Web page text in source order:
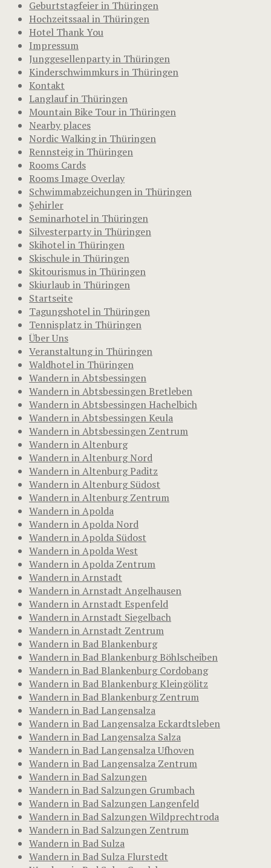
Geburtstagfeier in Thüringen
Hochzeitssaal in Thüringen
Hotel Thank You
Impressum
Junggesellenparty in Thüringen
Kinderschwimmkurs in Thüringen
Kontakt
Langlauf in Thüringen
Mountain Bike Tour in Thüringen
Nearby places
Nordic Walking in Thüringen
Rennsteig in Thüringen
Rooms Cards
Rooms Image Overlay
Schwimmabzeichungen in Thüringen
Şehirler
Seminarhotel in Thüringen
Silvesterparty in Thüringen
Skihotel in Thüringen
Skischule in Thüringen
Skitourismus in Thüringen
Skiurlaub in Thüringen
Startseite
Tagungshotel in Thüringen
Tennisplatz in Thüringen
Über Uns
Veranstaltung in Thüringen
Waldhotel in Thüringen
Wandern in Abtsbessingen
Wandern in Abtsbessingen Bretleben
Wandern in Abtsbessingen Hachelbich
Wandern in Abtsbessingen Keula
Wandern in Abtsbessingen Zentrum
Wandern in Altenburg
Wandern in Altenburg Nord
Wandern in Altenburg Paditz
Wandern in Altenburg Südost
Wandern in Altenburg Zentrum
Wandern in Apolda
Wandern in Apolda Nord
Wandern in Apolda Südost
Wandern in Apolda West
Wandern in Apolda Zentrum
Wandern in Arnstadt
Wandern in Arnstadt Angelhausen
Wandern in Arnstadt Espenfeld
Wandern in Arnstadt Siegelbach
Wandern in Arnstadt Zentrum
Wandern in Bad Blankenburg
Wandern in Bad Blankenburg Böhlscheiben
Wandern in Bad Blankenburg Cordobang
Wandern in Bad Blankenburg Kleingölitz
Wandern in Bad Blankenburg Zentrum
Wandern in Bad Langensalza
Wandern in Bad Langensalza Eckardtsleben
Wandern in Bad Langensalza Salza
Wandern in Bad Langensalza Ufhoven
Wandern in Bad Langensalza Zentrum
Wandern in Bad Salzungen
Wandern in Bad Salzungen Grumbach
Wandern in Bad Salzungen Langenfeld
Wandern in Bad Salzungen Wildprechtroda
Wandern in Bad Salzungen Zentrum
Wandern in Bad Sulza
Wandern in Bad Sulza Flurstedt